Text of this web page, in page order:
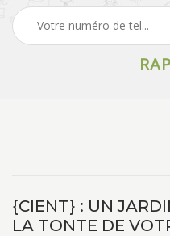
{CIENT} : UN
LA TONTE DE